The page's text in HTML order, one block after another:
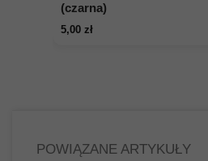
(czarna)
5,00 zł
POWIĄZANE ARTYKUŁY